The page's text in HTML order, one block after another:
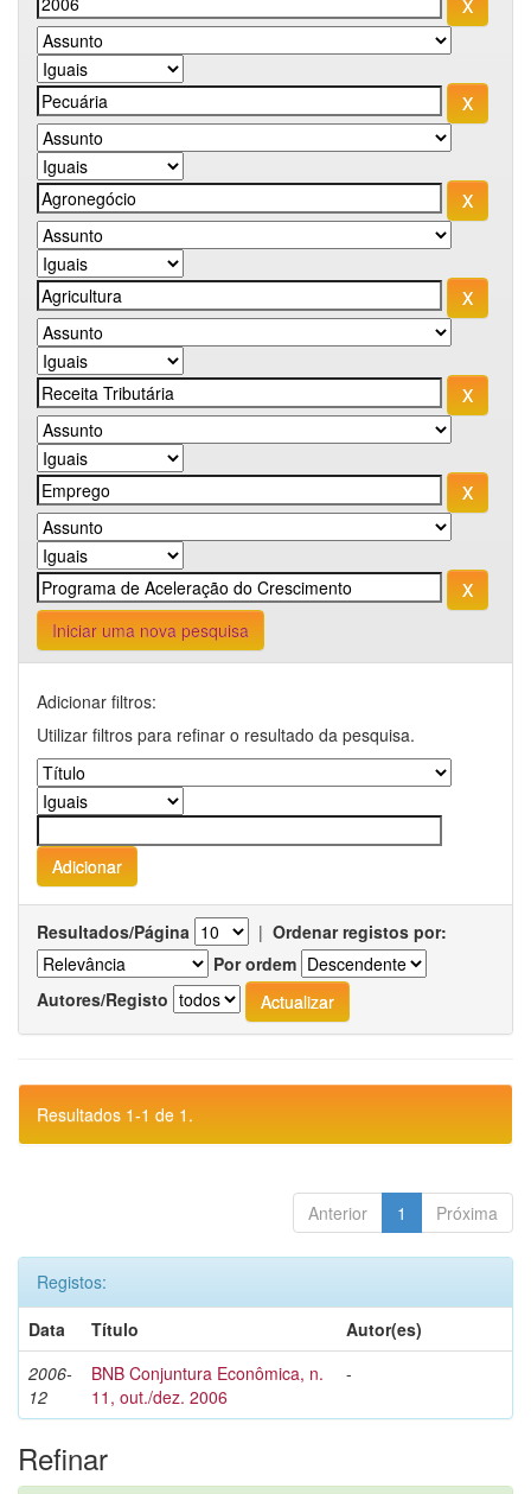
Iniciar uma nova pesquisa
Adicionar filtros:
Utilizar filtros para refinar o resultado da pesquisa.
Resultados/Página | Ordenar registos por:
Por ordem
Autores/Registo
Resultados 1-1 de 1.
Anterior 1 Próxima
Registos:
Data
Título
Autor(es)
2006-
12
BNB Conjuntura Econômica, n.
11, out./dez. 2006
-
Refinar